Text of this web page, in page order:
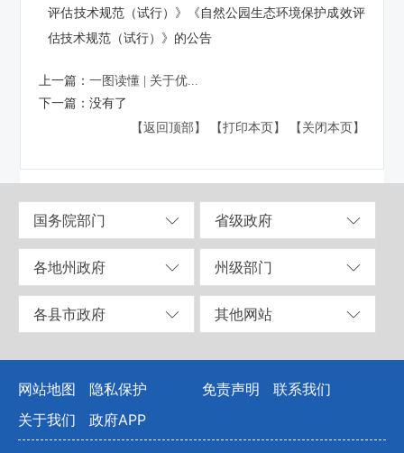
评估技术规范（试行）》《自然公园生态环境保护成效评
估技术规范（试行）》的公告
上一篇：一图读懂 | 关于优...
下一篇：没有了
【返回顶部】
【打印本页】 【关闭本页】
国务院部门 省级政府
各地州政府 州级部门
各县市政府 其他网站
网站地图 隐私保护 免责声明
联系我们
关于我们
政府APP